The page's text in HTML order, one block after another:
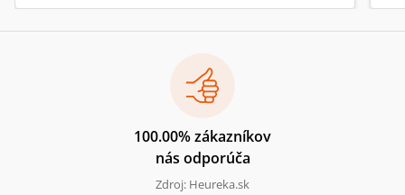
100.00% zákazníkov
nás odporúča
Zdroj: Heureka.sk